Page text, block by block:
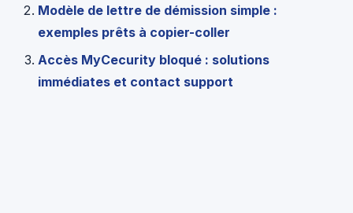
Modèle de lettre de démission simple :
exemples prêts à copier-coller
Accès MyCecurity bloqué : solutions
immédiates et contact support